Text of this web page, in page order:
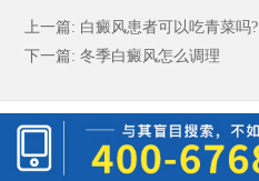
上一篇: 白癜风患者可以吃青菜吗?
下一篇: 冬季白癜风怎么调理